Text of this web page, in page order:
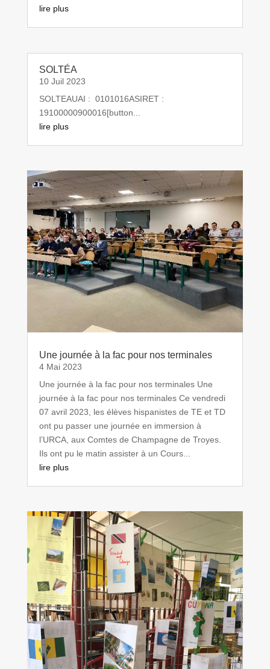
lire plus
SOLTÉA
10 Juil 2023
SOLTEAUAI : 0101016ASIRET :
19100000900016[button...
lire plus
Une journée à la fac pour nos terminales
4 Mai 2023
Une journée à la fac pour nos terminales Une
journée à la fac pour nos terminales Ce vendredi
07 avril 2023, les élèves hispanistes de TE et TD
ont pu passer une journée en immersion à
l’URCA, aux Comtes de Champagne de Troyes.
Ils ont pu le matin assister à un Cours...
lire plus